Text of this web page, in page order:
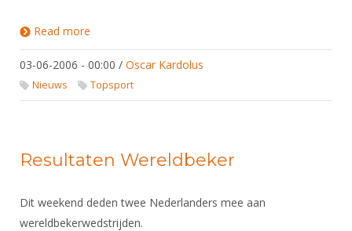
Read more
03-06-2006 - 00:00 / Oscar Kardolus
Nieuws Topsport
Resultaten Wereldbeker
Dit weekend deden twee Nederlanders mee aan
wereldbekerwedstrijden.